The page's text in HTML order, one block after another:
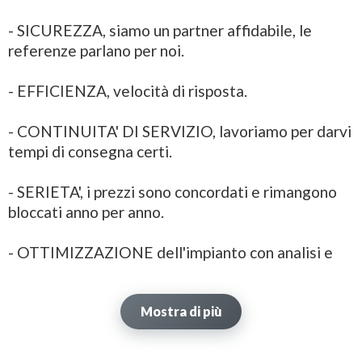
- SICUREZZA, siamo un partner affidabile, le
referenze parlano per noi.
- EFFICIENZA, velocità di risposta.
- CONTINUITA' DI SERVIZIO, lavoriamo per darvi
tempi di consegna certi.
- SERIETA', i prezzi sono concordati e rimangono
bloccati anno per anno.
- OTTIMIZZAZIONE dell'impianto con analisi e
- COMPETENZA, forniamo aggiornamenti
continui su contributi e sgravi fiscali a livello
Mostra di più